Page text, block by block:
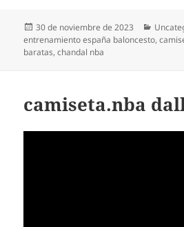
Publicado
el
30 de noviembre de 2023
entrenamiento españa baloncesto,
baratas,chandal nba
camiseta.nba